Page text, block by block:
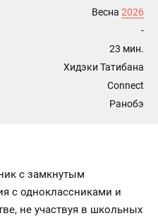
Весна 2026
-
23 мин.
Хидэки Татибана
Connect
Ранобэ
с замкнутым
с одноклассниками и
не участвуя в школьных